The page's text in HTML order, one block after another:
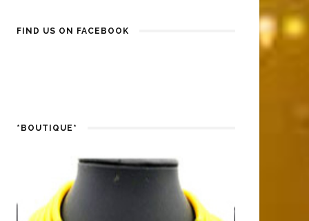
FIND US ON FACEBOOK
*BOUTIQUE*